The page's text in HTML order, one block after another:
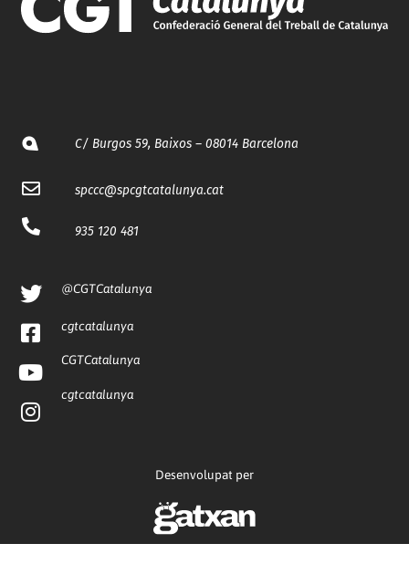
C/ Burgos 59, Baixos – 08014 Barcelona
spccc@spcgtcatalunya.cat
935 120 481
@CGTCatalunya
cgtcatalunya
CGTCatalunya
cgtcatalunya
Desenvolupat per